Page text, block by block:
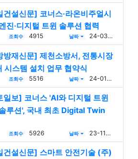
건설신문] 코너스·라온비주얼시
진·디지털 트윈 솔루션 협력
조회수 4915 날짜 24-03-12
방재신문] 제천소방서, 전통시장
시스템 설치 업무 협약식
조회수 5516 날짜 24-01-08
일보] 코너스 'AI와 디지털 트윈
루션', 국내 최초 Digital Twin
조회수 5926 날짜 23-11-23
건설신문] 스마트 안전기술 (주)